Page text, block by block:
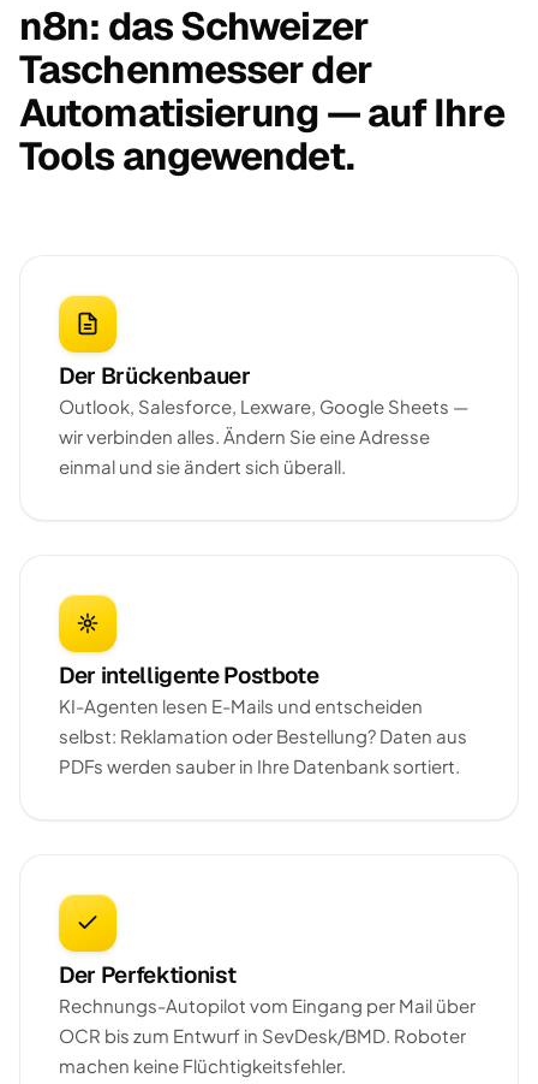
n8n: das Schweizer
Taschenmesser der
Automatisierung — auf Ihre
Tools angewendet.
Der Brückenbauer
Outlook, Salesforce, Lexware, Google Sheets —
wir verbinden alles. Ändern Sie eine Adresse
einmal und sie ändert sich überall.
Der intelligente Postbote
KI-Agenten lesen E-Mails und entscheiden
selbst: Reklamation oder Bestellung? Daten aus
PDFs werden sauber in Ihre Datenbank sortiert.
Der Perfektionist
Rechnungs-Autopilot vom Eingang per Mail über
OCR bis zum Entwurf in SevDesk/BMD. Roboter
machen keine Flüchtigkeitsfehler.